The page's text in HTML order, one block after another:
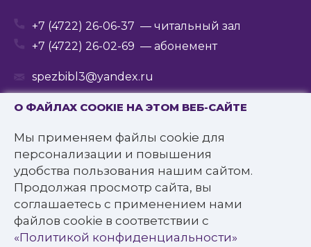
О ФАЙЛАХ COOKIE НА ЭТОМ ВЕБ-САЙТЕ
Мы применяем файлы cookie для
персонализации и повышения
удобства пользования нашим сайтом.
Продолжая просмотр сайта, вы
соглашаетесь с применением нами
файлов cookie в соответствии с
«Политикой конфиденциальности»
+7 (4722) 26-06-37 — читальный зал
+7 (4722) 26-02-69 — абонемент
spezbibl3@yandex.ru
© 2016—2022 Государственное бюджетное
учреждение культуры
«Белгородская государственная специальная
библиотека для слепых им. В.Я. Ерошенко».
Все права защищены.
Политика конфиденциальности